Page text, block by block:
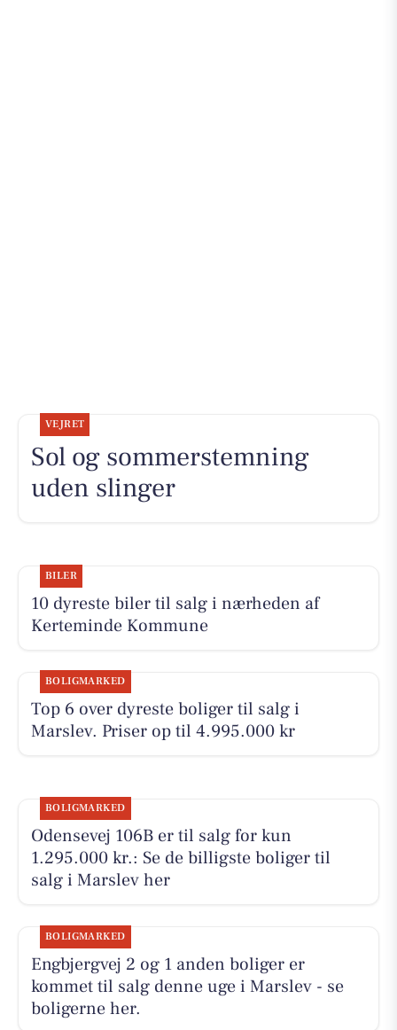
VEJRET
Sol og sommerstemning
uden slinger
BILER
10 dyreste biler til salg i nærheden af
Kerteminde Kommune
BOLIGMARKED
Top 6 over dyreste boliger til salg i
Marslev. Priser op til 4.995.000 kr
BOLIGMARKED
Odensevej 106B er til salg for kun
1.295.000 kr.: Se de billigste boliger til
salg i Marslev her
BOLIGMARKED
Engbjergvej 2 og 1 anden boliger er
kommet til salg denne uge i Marslev - se
boligerne her.